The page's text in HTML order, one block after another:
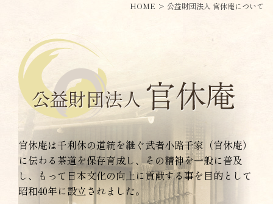
HOME 公益財団法人 官休庵について
官休庵は千利休の道統を継ぐ武者小路千家（官休庵）
に伝わる茶道を保存育成し、その精神を一般に普及
し、もって日本文化の向上に貢献する事を目的として
昭和40年に設立されました。